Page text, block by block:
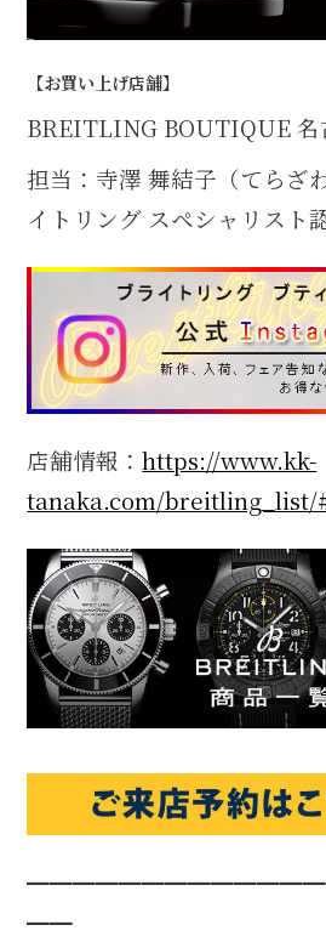
【お買い上げ店舗】
BREITLING BOUTIQUE
担当：寺澤 舞結子（てら
イトリング スペシャリスト
店舗情報：https://www.kk-
tanaka.com/breitling_list/
━━